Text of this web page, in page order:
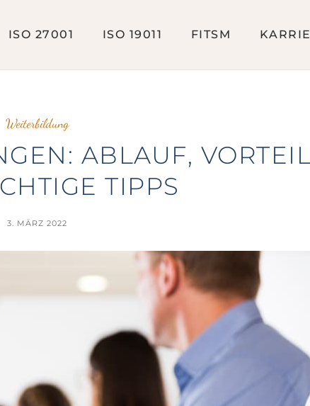
ISO 27001 ISO 19011 FITSM
Weiterbildung
ABLAUF,
TIPPS
3. MÄRZ 2022